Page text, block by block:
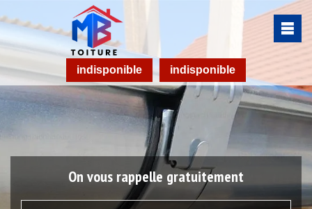
indisponible indisponible
On vous rappelle gratuitement